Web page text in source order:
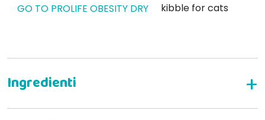
GO TO PROLIFE OBESITY DRY kibble for cats